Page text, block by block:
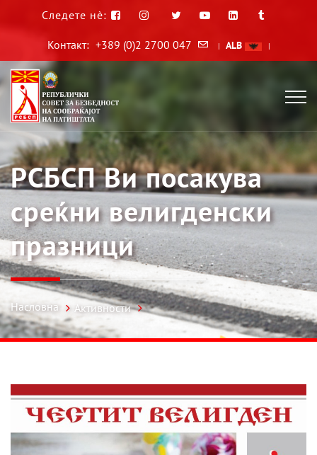
Следете нè:
Контакт: +389 (0)2 2700 047 | ALB |
РСБСП Ви посакува
среќни велигденски
празници
Насловна Активности